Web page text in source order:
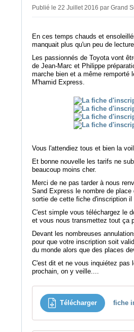
Publié le 22 Juillet 2016 par Grand
En ces temps chauds et
manquait plus qu'un peu de lecture.
Les passionnés de Toyota vont
de Jean-Marc et Philippe
marche bien et a même remporté
M'hamid Express.
Vous l'attendiez tous et bien la
Et bonne nouvelle les tarifs ne
beaucoup moins cher.
Merci de ne pas tarder à nous
Sand Express le nombre de
sortie de cette fiche d'inscription
C'est simple vous téléchargez le
et vous nous transmettez tout ça
Devant les nombreuses
pour que votre inscription soit
du monde alors que des places
C'est dit et ne vous inquiétez pas
prochain, on y veille....
Télécharger fiche